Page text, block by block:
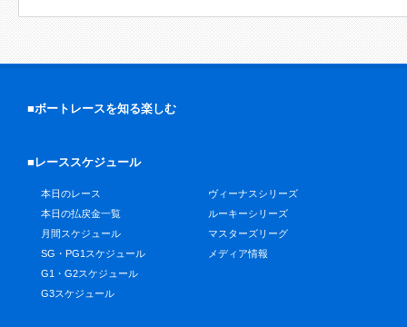
■ボートレースを知る楽しむ
■レーススケジュール
本日のレース
本日の払戻金一覧
月間スケジュール
SG・PG1スケジュール
G1・G2スケジュール
G3スケジュール
ヴィーナスシリーズ
ルーキーシリーズ
マスターズリーグ
メディア情報